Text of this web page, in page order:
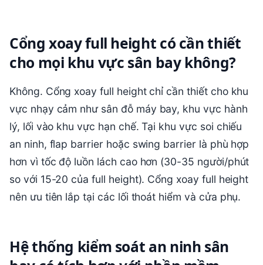
Cổng xoay full height có cần thiết
cho mọi khu vực sân bay không?
Không. Cổng xoay full height chỉ cần thiết cho khu
vực nhạy cảm như sân đỗ máy bay, khu vực hành
lý, lối vào khu vực hạn chế. Tại khu vực soi chiếu
an ninh, flap barrier hoặc swing barrier là phù hợp
hơn vì tốc độ luồn lách cao hơn (30-35 người/phút
so với 15-20 của full height). Cổng xoay full height
nên ưu tiên lắp tại các lối thoát hiểm và cửa phụ.
Hệ thống kiểm soát an ninh sân